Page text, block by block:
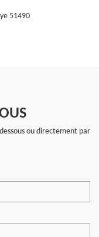
51490
ou directement par